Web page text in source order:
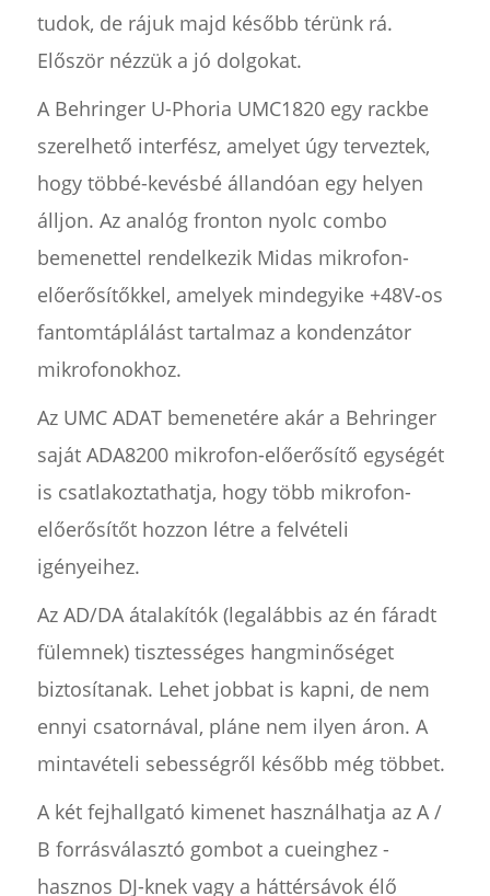
tudok, de rájuk majd később térünk rá.
Először nézzük a jó dolgokat.
A Behringer U-Phoria UMC1820 egy rackbe
szerelhető interfész, amelyet úgy terveztek,
hogy többé-kevésbé állandóan egy helyen
álljon. Az analóg fronton nyolc combo
bemenettel rendelkezik Midas mikrofon-
előerősítőkkel, amelyek mindegyike +48V-os
fantomtáplálást tartalmaz a kondenzátor
mikrofonokhoz.
Az UMC ADAT bemenetére akár a Behringer
saját ADA8200 mikrofon-előerősítő egységét
is csatlakoztathatja, hogy több mikrofon-
előerősítőt hozzon létre a felvételi
igényeihez.
Az AD/DA átalakítók (legalábbis az én fáradt
fülemnek) tisztességes hangminőséget
biztosítanak. Lehet jobbat is kapni, de nem
ennyi csatornával, pláne nem ilyen áron. A
mintavételi sebességről később még többet.
A két fejhallgató kimenet használhatja az A /
B forrásválasztó gombot a cueinghez -
hasznos DJ-knek vagy a háttérsávok élő